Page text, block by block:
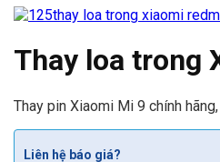
Thay loa trong
Thay pin Xiaomi Mi 9 chính
Liên hệ báo giá?